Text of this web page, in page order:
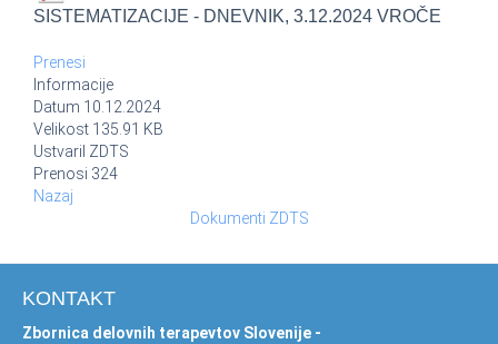
SISTEMATIZACIJE - DNEVNIK, 3.12.2024 VROČE
Prenesi
Informacije
Datum 10.12.2024
Velikost 135.91 KB
Ustvaril ZDTS
Prenosi 324
Nazaj
Dokumenti ZDTS
KONTAKT
Zbornica delovnih terapevtov Slovenije -